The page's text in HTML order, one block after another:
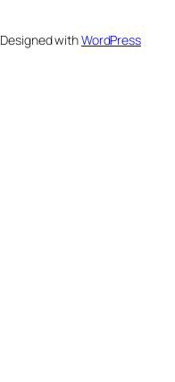
Designed withWordPress